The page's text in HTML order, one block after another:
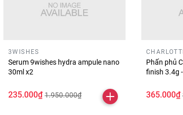
3WISHES
Serum 9wishes hydra ampule nano
30ml x2
235.000₫ 1.950.000₫
Phấn phủ
finish 3.4g
365.000₫